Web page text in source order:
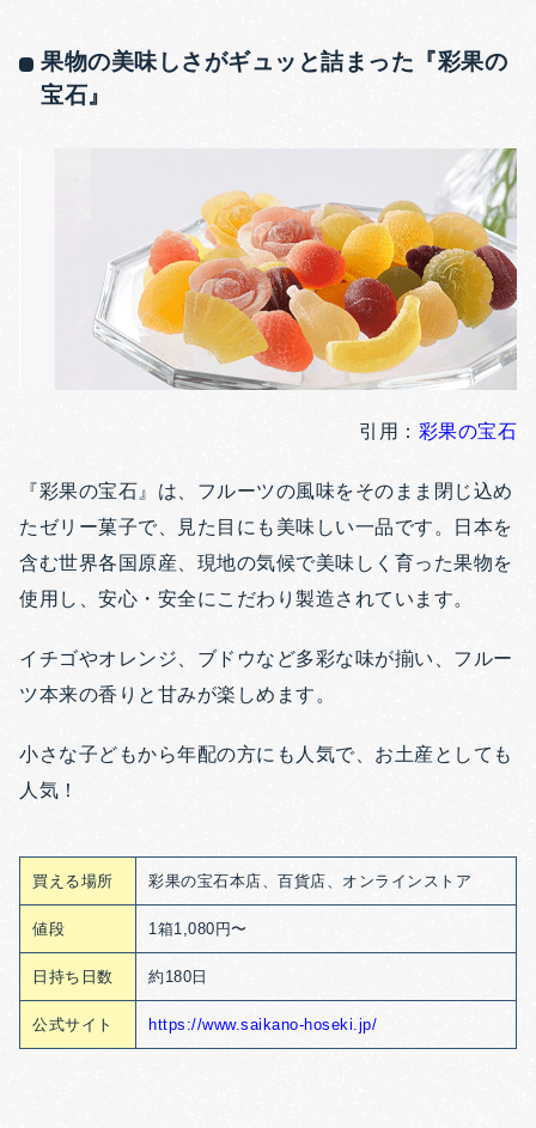
果物の美味しさがギュッと詰まった『彩果の
宝石』
引用： 彩果の宝石
『彩果の宝石』は、フルーツの風味をそのまま閉じ込め
たゼリー菓子で、見た目にも美味しい一品です。日本を
含む世界各国原産、現地の気候で美味しく育った果物を
使用し、安心・安全にこだわり製造されています。
イチゴやオレンジ、ブドウなど多彩な味が揃い、フルー
ツ本来の香りと甘みが楽しめます。
小さな子どもから年配の方にも人気で、お土産としても
人気！
買える場所 彩果の宝石本店、百貨店、オンラインストア
値段 1箱1,080円〜
日持ち日数 約180日
公式サイト https://www.saikano-hoseki.jp/